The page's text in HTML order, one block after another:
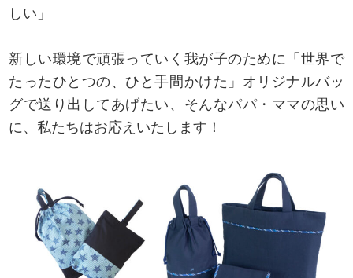
しい」
新しい環境で頑張っていく我が子のために「世界で
たったひとつの、ひと手間かけた」オリジナルバッ
グで送り出してあげたい、そんなパパ・ママの思い
に、私たちはお応えいたします！